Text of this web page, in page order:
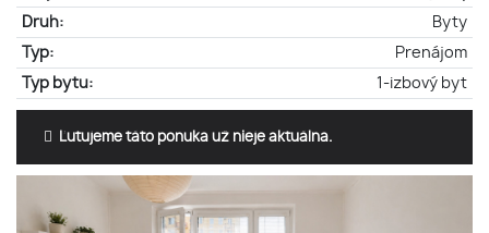
Druh:
Byty
Typ:
Prenájom
Typ bytu:
1-izbový byt
Ľutujeme táto ponuka už nieje aktuálna.